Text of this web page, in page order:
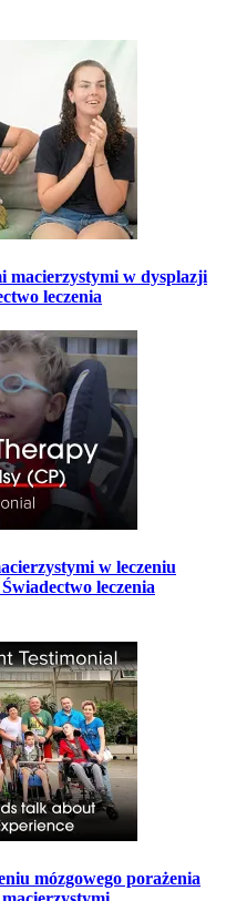
w dysplazji
leczenia
w leczeniu
leczenia
mózgowego porażenia